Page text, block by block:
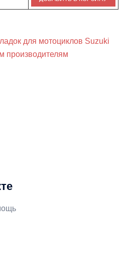
для мотоциклов Suzuki
производителям